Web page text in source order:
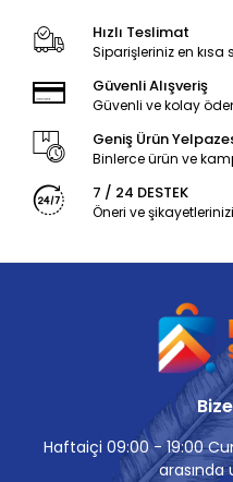
Hızlı Teslimat
Siparişleriniz en kısa
Güvenli Alışveriş
Güvenli ve kolay
Geniş Ürün
Binlerce ürün ve
7 / 24 DESTEK
Öneri ve
Haftaiçi 09:00 - 19:00
arasında